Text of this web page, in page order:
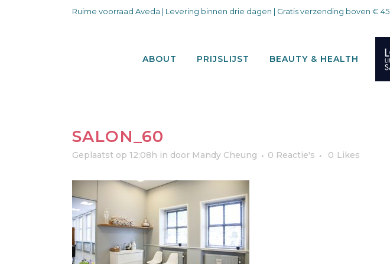
Ruime voorraad Aveda | Levering binnen drie dagen | Gratis verzending boven € 45
ABOUT PRIJSLIJST BEAUTY & HEALTH
SALON_60
Geplaatst op 12:08h in door Mandy Cheung 0 Reactie's 0 Likes